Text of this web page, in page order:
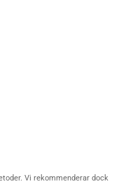
Vi rekommenderar dock